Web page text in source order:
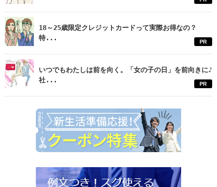
18～25歳限定クレジットカードって実際お得なの？
特...
PR
いつでもわたしは前を向く。「女の子の日」を前向きに♪
社...
PR